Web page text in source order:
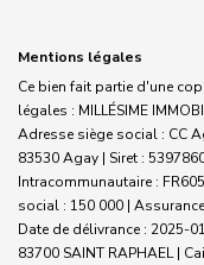
Mentions légales
Ce bien fait partie d'une
légales : MILLÉSIME
Adresse siège social : CC
83530 Agay | Siret :
Intracommunautaire :
social : 150 000 | Assurance
Date de délivrance : 2025-
83700 SAINT RAPHAEL |